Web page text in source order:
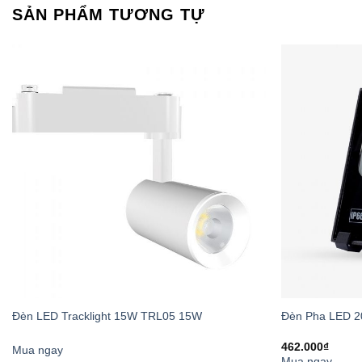
Ứng
Với thiết kế đa
Chiếu sáng
SẢN PHẨM TƯƠNG TỰ
Đèn LED Tracklight 15W TRL05 15W
Mua ngay
Đèn Pha LED
462.000₫